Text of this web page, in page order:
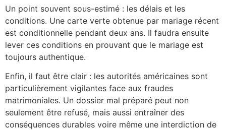
Un point souvent sous-estimé : les délais et les
conditions. Une carte verte obtenue par mariage récent
est conditionnelle pendant deux ans. Il faudra ensuite
lever ces conditions en prouvant que le mariage est
toujours authentique.
Enfin, il faut être clair : les autorités américaines sont
particulièrement vigilantes face aux fraudes
matrimoniales. Un dossier mal préparé peut non
seulement être refusé, mais aussi entraîner des
conséquences durables voire même une interdiction de